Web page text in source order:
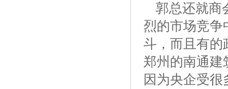
郭总还就商
烈的市场竞争
斗，而且有的
郑州的南通建
因为央企受